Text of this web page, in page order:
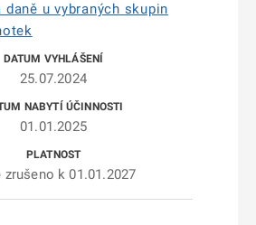
daně u vybraných skupin
25.07.2024
01.01.2025
zrušeno k 01.01.2027